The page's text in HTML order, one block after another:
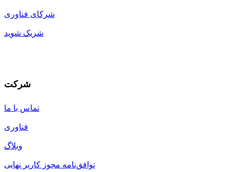
شرکای فناوری
شریک شوید
شرکت
تماس با ما
فناوری
وبلاگ
توافق‌نامه مجوز کاربر نهایی